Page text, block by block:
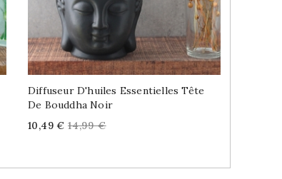
Diffuseur D'huiles Essentielles Tête
De Bouddha Noir
Price
10,49 € Regular
14,99 €